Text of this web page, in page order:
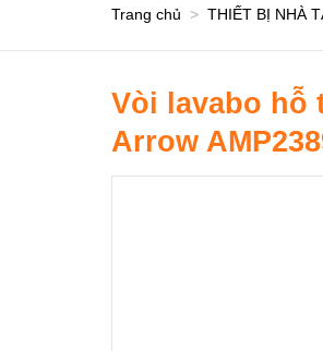
Trang chủ > THIẾT BỊ NHÀ
Vòi lavabo
Arrow